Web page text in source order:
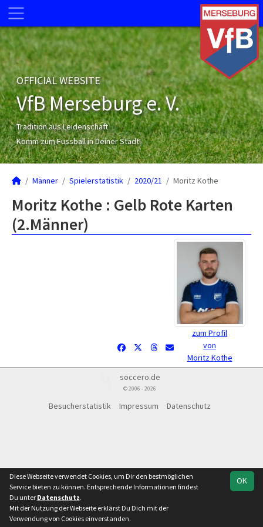
OFFICIAL WEBSITE
VfB Merseburg e. V.
Tradition aus Leidenschaft
Komm zum Fussball in Deiner Stadt!
Männer Spielerstatistik 2020/21 Moritz Kothe
Moritz Kothe : Gelb Rote Karten
(2.Männer)
zum Profil
von
Moritz Kothe
soccero.de
© 2006 - 2026
Besucherstatistik Impressum Datenschutz
OK
Diese Webseite verwendet Cookies, um Dir den bestmöglichen
Service bieten zu können. Entsprechende Informationen findest
Du unter Datenschutz.
Mit der Nutzung der Webseite erklärst Du Dich mit der
Verwendung von Cookies einverstanden.